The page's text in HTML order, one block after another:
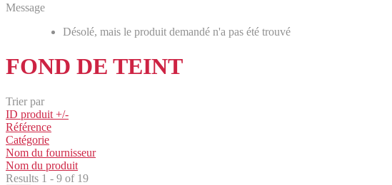
Message
Désolé, mais le produit demandé n'a pas été trouvé
FOND DE TEINT
Trier par
ID produit +/-
Référence
Catégorie
Nom du fournisseur
Nom du produit
Results 1 - 9 of 19